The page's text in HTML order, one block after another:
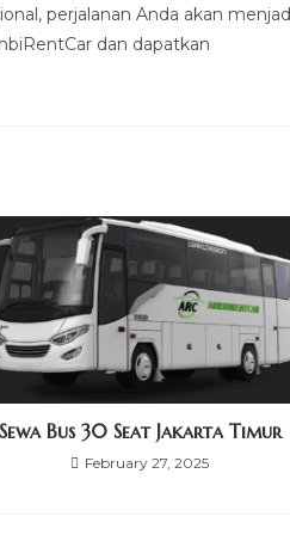
perjalanan Anda akan
dan dapatkan
Sewa Bus 30 Seat Jakarta Timur
February 27, 2025